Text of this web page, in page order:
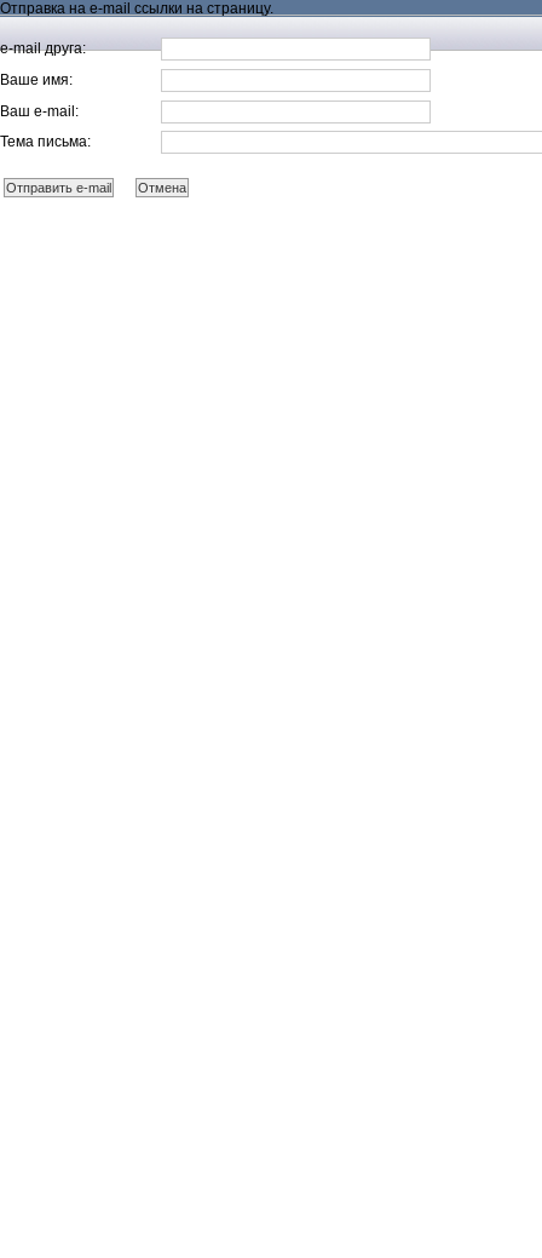
Отправка на e-mail ссылки на страницу.
e-mail друга:
Ваше имя:
Ваш e-mail:
Тема письма: